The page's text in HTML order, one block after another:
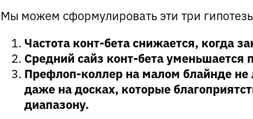
Мы можем сформулировать эти три
Частота конт-бета снижается, когда
Средний сайз конт-бета уменьшается
Префлоп-коллер на малом блайнде не
даже на досках, которые
диапазону.